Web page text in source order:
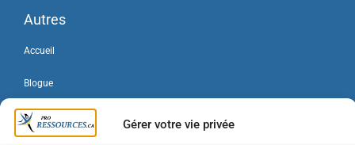
Gérer votre vie privée
Autres
Accueil
Blogue
Forum